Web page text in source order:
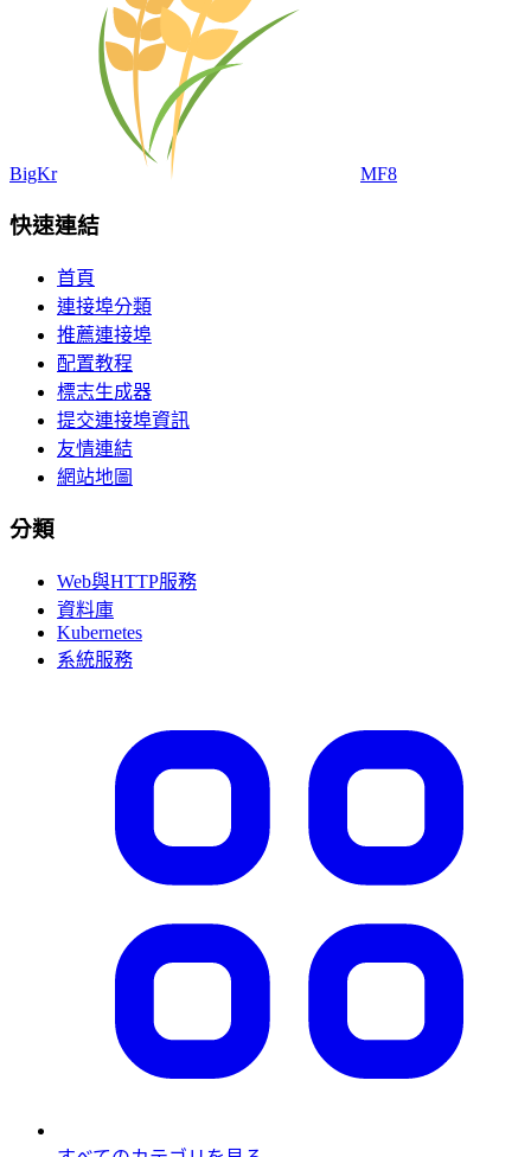
BigKr MF8
快速連結
首頁
連接埠分類
推薦連接埠
配置教程
標志生成器
提交連接埠資訊
友情連結
網站地圖
分類
Web與HTTP服務
資料庫
Kubernetes
系統服務